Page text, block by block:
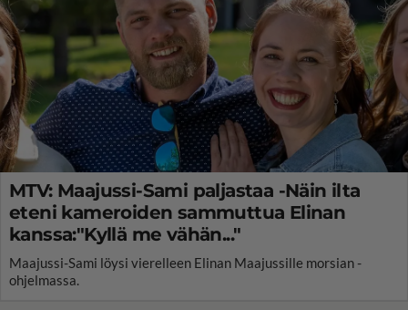
MTV: Maajussi-Sami paljastaa -Näin ilta
eteni kameroiden sammuttua Elinan
kanssa:"Kyllä me vähän..."
Maajussi-Sami löysi vierelleen Elinan Maajussille morsian -
ohjelmassa.